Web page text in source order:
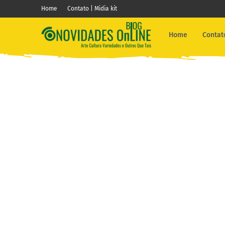
Home Contato | Midia kit
Home